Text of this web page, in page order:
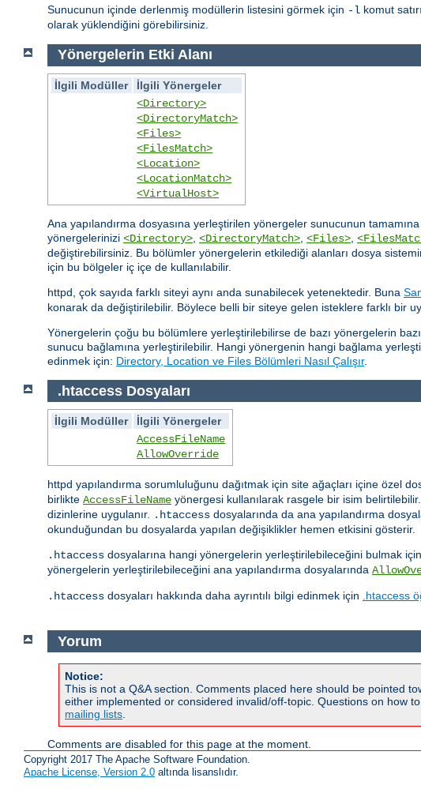
Sunucunun içinde derlenmiş modüllerin listesini görmek için -l komut
olarak yüklendiğini görebilirsiniz.
Yönergelerin Etki Alanı
İlgili Modüller
İlgili Yönergeler
<Directory>
<DirectoryMatch>
<Files>
<FilesMatch>
<Location>
<LocationMatch>
<VirtualHost>
Ana yapılandırma dosyasına yerleştirilen yönergeler sunucunun
yönergelerinizi <Directory> <DirectoryMatch> <Files>
değiştirebilirsiniz. Bu bölümler yönergelerin etkilediği alanları dosya
için bu bölgeler iç içe de kullanılabilir.
httpd, çok sayıda farklı siteyi aynı anda sunabilecek yetenektedir. Buna
konarak da değiştirilebilir. Böylece belli bir siteye gelen isteklere farklı bir
Yönergelerin çoğu bu bölümlere yerleştirilebilirse de bazı yönergelerin
sunucu bağlamına yerleştirilebilir. Hangi yönergenin hangi bağlama
edinmek için: Directory, Location ve Files Bölümleri Nasıl Çalışır.
.htaccess Dosyaları
İlgili Modüller
İlgili Yönergeler
AccessFileName
AllowOverride
httpd yapılandırma sorumluluğunu dağıtmak için site ağaçları içine özel
birlikte AccessFileName yönergesi kullanılarak rasgele bir isim belirtilebilir.
dizinlerine uygulanır. .htaccess dosyalarında da ana yapılandırma
okunduğundan bu dosyalarda yapılan değişiklikler hemen etkisini gösterir.
.htaccess dosyalarına hangi yönergelerin yerleştirilebileceğini bulmak
yönergelerin yerleştirilebileceğini ana yapılandırma dosyalarında
.htaccess dosyaları hakkında daha ayrıntılı bilgi edinmek için .htaccess
Yorum
Notice:
This is not a Q&A section. Comments placed here should be pointed
either implemented or considered invalid/off-topic. Questions on how
mailing lists.
Comments are disabled for this page at the moment.
Copyright 2017 The Apache Software Foundation.
Apache License, Version 2.0 altında lisanslıdır.